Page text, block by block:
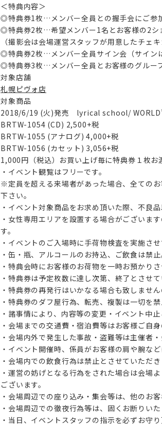
＜特典内容＞
◎特典券1枚…メンバー全員との握手会にご参
◎特典券2枚…希望メンバー1名とお客様の2シ
（撮影会は会場運営スタッフが用意したチェ
◎特典券2枚…メンバー全員サイン会（サイン
◎特典券3枚…メンバー全員とお客様のグルー
対象店舗
札幌ピヴォ店
対象商品
2018/6/19 (火)発売 lyrical school/
BRTW-1054 (CD) 2,500+税
BRTW-1055 (アナログ) 4,000+税
BRTW-1056 (カセット) 3,056+税
1,000円（税込）お買い上げ毎に特典券１枚お
・イベント観覧はフリーです。
※定員を超える来場者があった場合、全ての
下さい。
・イベント対象商品をお求め頂いた際、不良
・女性専用エリアを設置する場合がございま
す。
・イベントのご入場時に手荷物検査を実施さ
・缶・瓶、アルコールのお持込、ご飲食は禁
・特典会時にお客様のお荷物を一時お預かり
・特典券は予定枚数に達し次第、終了とさせて
・特典券の再発行はいかなる場合も致しません
・特典券のダフ屋行為、転売、複製は一切を禁
・諸事情により、内容等の変更・イベント中
・会場までの交通費・宿泊費等はお客様ご自
・会場内外で発生した事故・盗難等は主催者
・イベント開催時、係員がお客様の肩や腕な
・会場内での飲食行為は禁止とさせていただき
・運営の妨げとなる行為をされた場合は会場
ございます。
・会場周辺での座り込み・集会等は、他のお
・会場周辺での徹夜行為等は、固くお断りいた
・当日、イベントスタッフの指示を必ずお守